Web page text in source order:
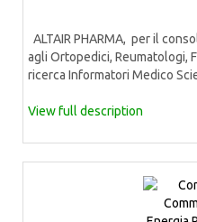
ALTAIR PHARMA, per il
agli Ortopedici, Reumatologi,
ricerca Informatori Medico
View full description